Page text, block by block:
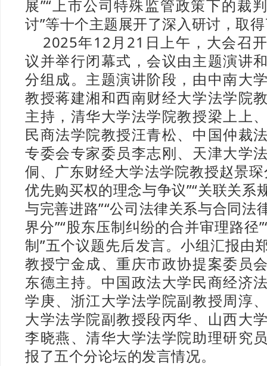
展”“上市公司特殊监管政策下的裁
讨”等十个主题展开了深入研讨，取
2025年12月21日上午，大会召
议并举行闭幕式，会议由主题演讲
分组成。主题演讲阶段，由中南大
教授蒋建湘和西南财经大学法学院
主持，清华大学法学院教授梁上上
民商法学院教授汪青松、中国仲裁
专委会专家委员李志刚、天津大学
侗、广东财经大学法学院教授赵景
优先购买权的理念与争议”“关联关系
与完善进路”“公司法律关系与合同法
界分”“股东压制纠纷的合并审理路径
制”五个议题先后发言。小组汇报由
教授宁金成、重庆市政协提案委员
东德主持。中国政法大学民商经济
学庚、浙江大学法学院副教授周淳
大学法学院副教授段丙华、山西大
李晓燕、清华大学法学院助理研究
报了五个分论坛的发言情况。